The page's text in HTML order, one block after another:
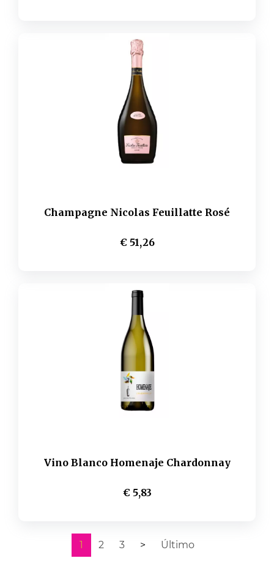
Champagne Nicolas Feuillatte Rosé
€ 51,26
Vino Blanco Homenaje Chardonnay
€ 5,83
1 2 3 > Último